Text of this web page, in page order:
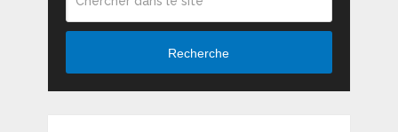
Recherche